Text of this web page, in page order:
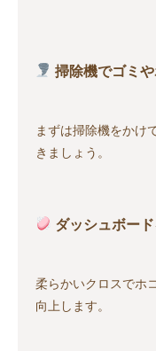
掃除機でゴミ
まずは掃除機をかけ
きましょう。
ダッシュボー
柔らかいクロスでホ
向上します。